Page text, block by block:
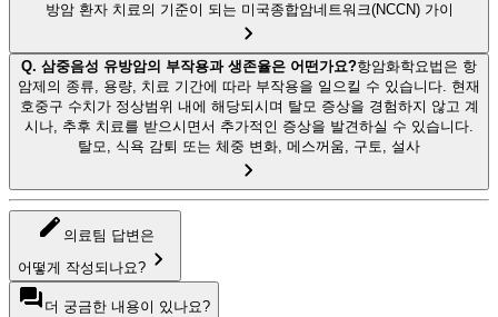
방암 환자 치료의 기준이 되는 미국종합암네트워크(NCCN) 가이
Q. 삼중음성 유방암의 부작용과 생존율은 어떤가요?항암화학요법은 항
암제의 종류, 용량, 치료 기간에 따라 부작용을 일으킬 수 있습니다. 현재
호중구 수치가 정상범위 내에 해당되시며 탈모 증상을 경험하지 않고 계
시나, 추후 치료를 받으시면서 추가적인 증상을 발견하실 수 있습니다.
탈모, 식욕 감퇴 또는 체중 변화, 메스꺼움, 구토, 설사
의료팀 답변은
어떻게 작성되나요?
더 궁금한 내용이 있나요?